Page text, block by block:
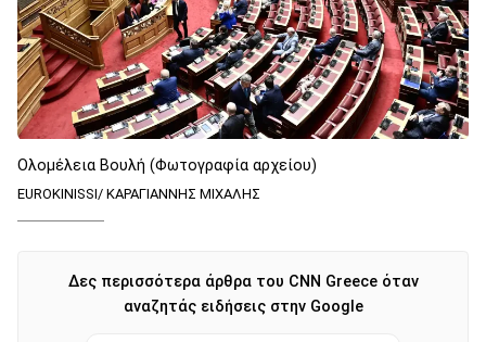
Ολομέλεια Βουλή (Φωτογραφία αρχείου)
EUROKINISSI/ ΚΑΡΑΓΙΑΝΝΗΣ ΜΙΧΑΛΗΣ
Δες περισσότερα άρθρα του CNN Greece όταν
αναζητάς ειδήσεις στην Google